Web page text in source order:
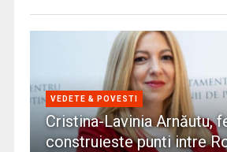
VEDETE & POVESTI
Cristina-Lavinia Arnăutu,
construieste punti intre